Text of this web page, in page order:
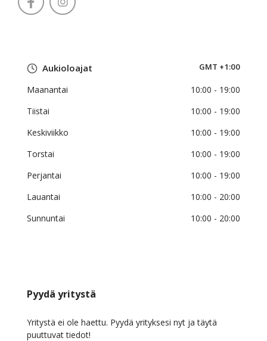
Aukioloajat GMT +1:00
Maanantai 10:00 - 19:00
Tiistai
10:00 - 19:00
Keskiviikko
10:00 - 19:00
Torstai
10:00 - 19:00
Perjantai
10:00 - 19:00
Lauantai
10:00 - 20:00
Sunnuntai
10:00 - 20:00
Pyydä yritystä
Yritystä ei ole haettu. Pyydä yrityksesi nyt ja täytä
puuttuvat tiedot!